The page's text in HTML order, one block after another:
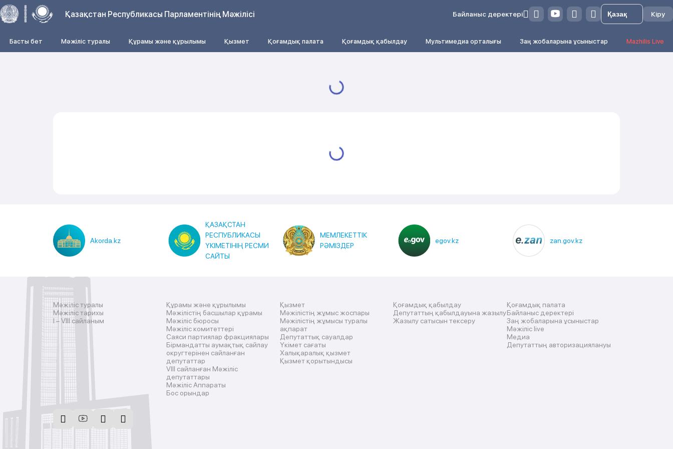
Қазақстан Республикасы Парламентінің Мәжілісі Байланыс деректері Кіру
Басты бет Мәжіліс туралы Құрамы және құрылымы Қызмет Қоғамдық палата Қоғамдық қабылдау Мультимедиа орталығы Заң жобаларына ұсыныстар Mazhilis Live
Akorda.kz
ҚАЗАҚСТАН
РЕСПУБЛИКАСЫ
ҮКІМЕТІНІҢ РЕСМИ
САЙТЫ
МЕМЛЕКЕТТІК
РӘМІЗДЕР
egov.kz zan.gov.kz
Мәжіліс туралы
Мәжіліс тарихы
I – VIII сайланым
Құрамы және құрылымы
Мәжілістің басшылар құрамы
Мәжіліс бюросы
Мәжіліс комитеттері
Саяси партиялар фракциялары
Бірмандатты аумақтық сайлау
округтерінен сайланған
депутаттар
VIII сайланған Мәжіліс
депутаттары
Мәжіліс Аппараты
Бос орындар
Қызмет
Мәжілістің жұмыс жоспары
Мәжілістің жұмысы туралы
ақпарат
Депутаттық сауалдар
Үкімет сағаты
Халықаралық қызмет
Қызмет қорытындысы
Қоғамдық қабылдау
Депутаттың қабылдауына жазылу
Жазылу сатысын тексеру
Қоғамдық палата
Байланыс деректері
Заң жобаларына ұсыныстар
Мәжіліс live
Медиа
Депутаттың авторизациялануы